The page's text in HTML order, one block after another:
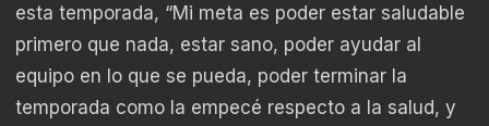
esta temporada, “Mi meta es poder estar saludable
primero que nada, estar sano, poder ayudar al
equipo en lo que se pueda, poder terminar la
temporada como la empecé respecto a la salud, y